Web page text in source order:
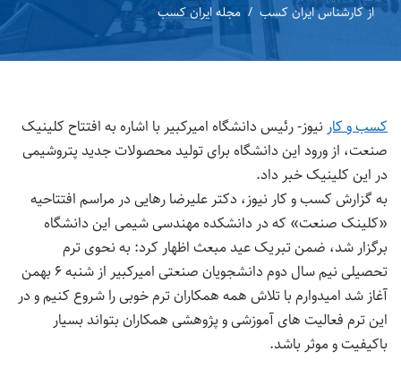
ازکارشناس ایران کسب مجله ایران کسب
کسب و کار نیوز- رئیس دانشگاه امیرکبیر با اشاره به افتتاح کلینیک
صنعت، از ورود این دانشگاه برای تولید محصولات جدید پتروشیمی
در این کلینیک خبر داد.
به گزارش کسب و کار نیوز، دکتر علیرضا رهایی در مراسم افتتاحیه
«کلینک صنعت» که در دانشکده مهندسی شیمی این دانشگاه
برگزار شد، ضمن تبریک عید مبعث اظهار کرد: به نحوی ترم
تحصیلی نیم سال دوم دانشجویان صنعتی امیرکبیر از شنبه ۶ بهمن
آغاز شد امیدوارم با تلاش همه همکاران ترم خوبی را شروع کنیم و در
این ترم فعالیت های آموزشی و پژوهشی همکاران بتواند بسیار
باکیفیت و موثر باشد.